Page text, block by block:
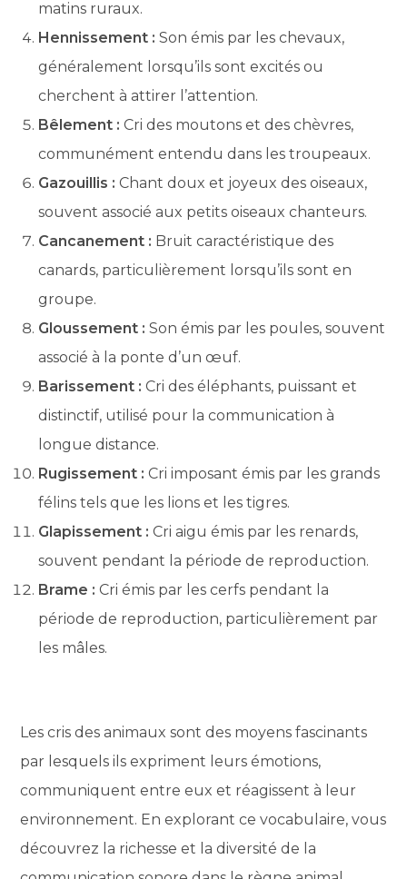
matins ruraux.
Hennissement : Son émis par les chevaux,
généralement lorsqu’ils sont excités ou
cherchent à attirer l’attention.
Bêlement : Cri des moutons et des chèvres,
communément entendu dans les troupeaux.
Gazouillis : Chant doux et joyeux des oiseaux,
souvent associé aux petits oiseaux chanteurs.
Cancanement : Bruit caractéristique des
canards, particulièrement lorsqu’ils sont en
groupe.
Gloussement : Son émis par les poules, souvent
associé à la ponte d’un œuf.
Barissement : Cri des éléphants, puissant et
distinctif, utilisé pour la communication à
longue distance.
Rugissement : Cri imposant émis par les grands
félins tels que les lions et les tigres.
Glapissement : Cri aigu émis par les renards,
souvent pendant la période de reproduction.
Brame : Cri émis par les cerfs pendant la
période de reproduction, particulièrement par
les mâles.
Les cris des animaux sont des moyens fascinants
par lesquels ils expriment leurs émotions,
communiquent entre eux et réagissent à leur
environnement. En explorant ce vocabulaire, vous
découvrez la richesse et la diversité de la